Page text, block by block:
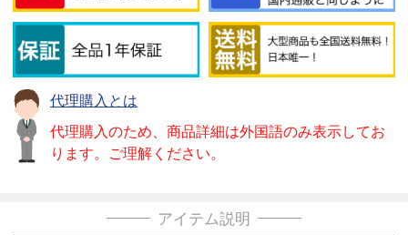
代理購入とは
代理購入のため、商品詳細は外国語のみ表示してお
ります。ご理解ください。
アイテム説明